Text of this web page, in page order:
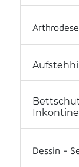
(5)
Dessin -